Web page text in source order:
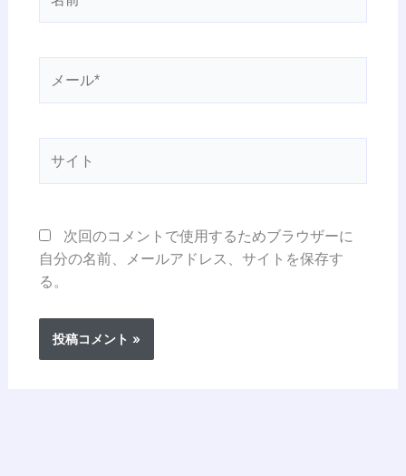
*
次回のコメントで使用するためブラウザーに
自分の名前、メールアドレス、サイトを保存す
る。